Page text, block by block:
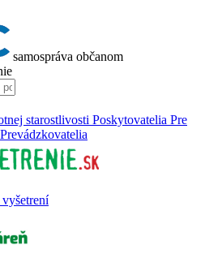
samospráva občanom
starostlivosti Poskytovatelia Pre
Prevádzkovatelia